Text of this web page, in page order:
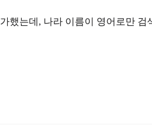
했는데, 나라 이름이 영어로만 검